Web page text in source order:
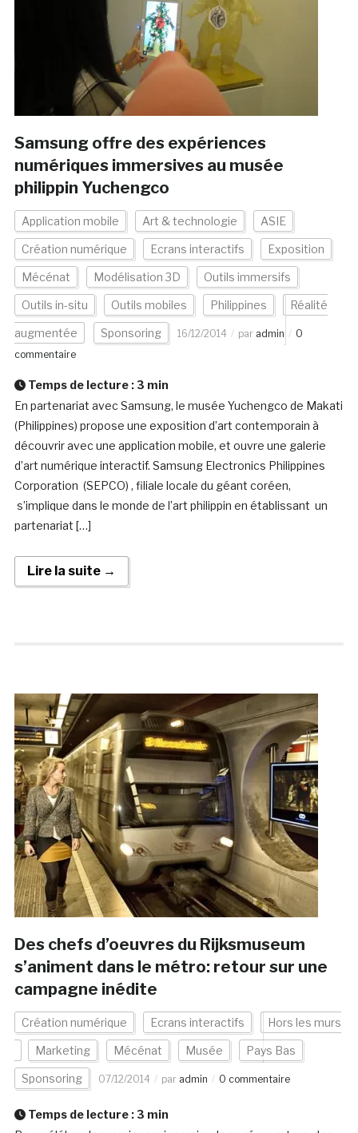
Samsung offre des expériences
numériques immersives au musée
philippin Yuchengco
Application mobile Art & technologie ASIE
Création numérique Ecrans interactifs Exposition
Mécénat Modélisation 3D Outils immersifs
Outils in-situ Outils mobiles Philippines Réalité
augmentée Sponsoring 16/12/2014 par admin
0
commentaire
Temps de lecture : 3 min
En partenariat avec Samsung, le musée Yuchengco de Makati
(Philippines) propose une exposition d’art contemporain à
découvrir avec une application mobile, et ouvre une galerie
d’art numérique interactif. Samsung Electronics Philippines
Corporation (SEPCO) , filiale locale du géant coréen,
s’implique dans le monde de l’art philippin en établissant un
partenariat […]
Lire la suite →
Des chefs d’oeuvres du Rijksmuseum
s’animent dans le métro: retour sur une
campagne inédite
Création numérique Ecrans interactifs Hors les murs
Marketing Mécénat Musée Pays Bas
Sponsoring 07/12/2014 par admin 0 commentaire
Temps de lecture : 3 min